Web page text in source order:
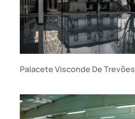
Palacete Visconde De Trevões